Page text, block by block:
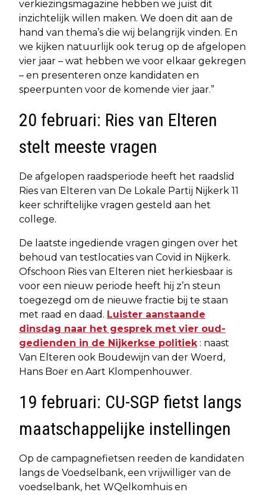
verkiezingsmagazine hebben we juist dit
inzichtelijk willen maken. We doen dit aan de
hand van thema’s die wij belangrijk vinden. En
we kijken natuurlijk ook terug op de afgelopen
vier jaar – wat hebben we voor elkaar gekregen
– en presenteren onze kandidaten en
speerpunten voor de komende vier jaar.”
20 februari: Ries van Elteren
stelt meeste vragen
De afgelopen raadsperiode heeft het raadslid
Ries van Elteren van De Lokale Partij Nijkerk 11
keer schriftelijke vragen gesteld aan het
college.
De laatste ingediende vragen gingen over het
behoud van testlocaties van Covid in Nijkerk.
Ofschoon Ries van Elteren niet herkiesbaar is
voor een nieuw periode heeft hij z’n steun
toegezegd om de nieuwe fractie bij te staan
met raad en daad. Luister aanstaande
dinsdag naar het gesprek met vier oud-
gedienden in de Nijkerkse politiek: naast
Van Elteren ook Boudewijn van der Woerd,
Hans Boer en Aart Klompenhouwer.
19 februari: CU-SGP fietst langs
maatschappelijke instellingen
Op de campagnefietsen reeden de kandidaten
langs de Voedselbank, een vrijwilliger van de
voedselbank, het WQelkomhuis en